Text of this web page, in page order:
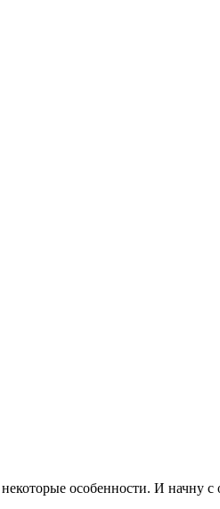
особенности. И начну с